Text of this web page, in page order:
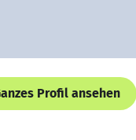
Profil ansehen